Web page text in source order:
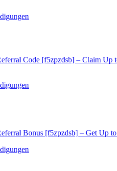
Code [f5zpzdsb] – Claim Up
Bonus [f5zpzdsb] – Get Up